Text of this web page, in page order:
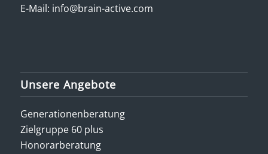
E-Mail: info@brain-active.com
Unsere Angebote
Generationenberatung
Zielgruppe 60 plus
Honorarberatung